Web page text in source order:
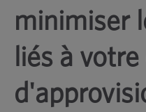
minimiser
liés à